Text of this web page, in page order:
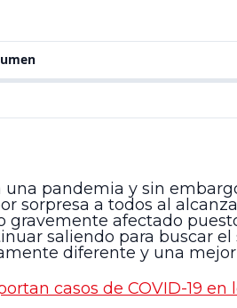
pandemia y sin
sorpresa a todos al
afectado
saliendo para buscar
diferente y una
casos de COVID-19